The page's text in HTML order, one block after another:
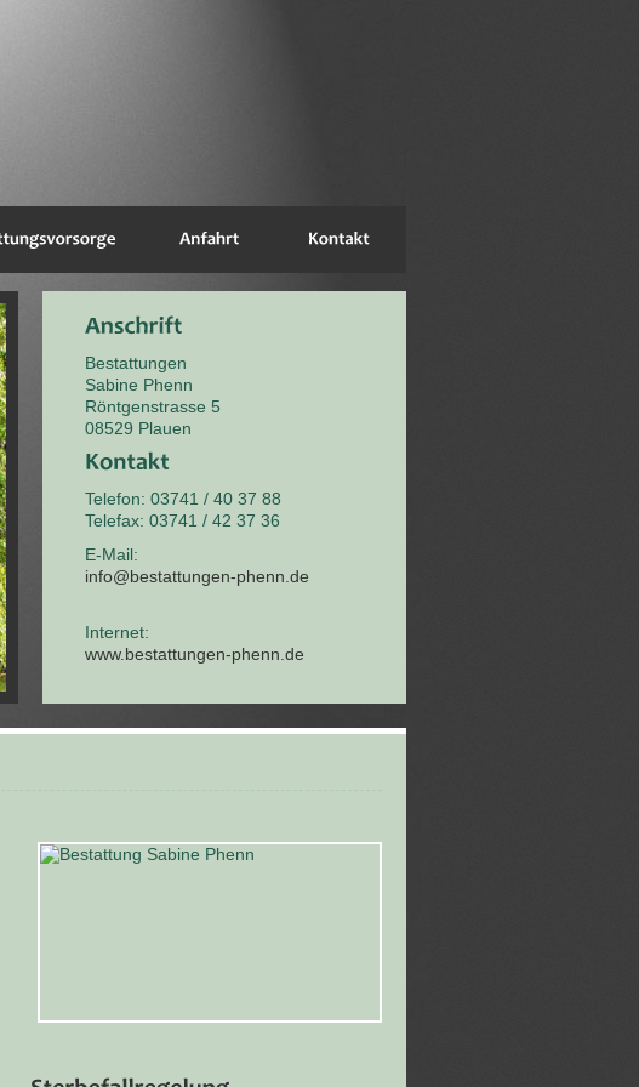
Bestattungen
Sabine Phenn
Röntgenstrasse 5
08529 Plauen
Telefon: 03741 / 40 37 88
Telefax: 03741 / 42 37 36
E-Mail:
info@bestattungen-phenn.de
Internet:
www.bestattungen-phenn.de